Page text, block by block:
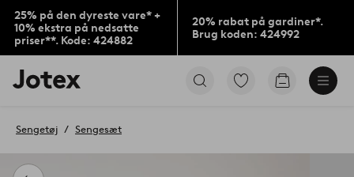
25% på den dyreste vare* +
10% ekstra på nedsatte
priser**. Kode: 424882
20% rabat på gardiner*.
Brug koden: 424992
Jotex
logo
til
Gå
Gå
Sengetøj Sengesæt